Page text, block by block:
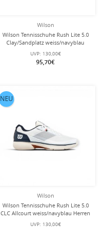
Wilson
Wilson Tennisschuhe Rush Lite 5.0
Clay/Sandplatz weiss/navyblau
Herren
UVP: 130,00€
95,70€
Wilson
Wilson Tennisschuhe Rush Lite 5.0
CLC Allcourt weiss/navyblau Herren
UVP: 130,00€
NEU